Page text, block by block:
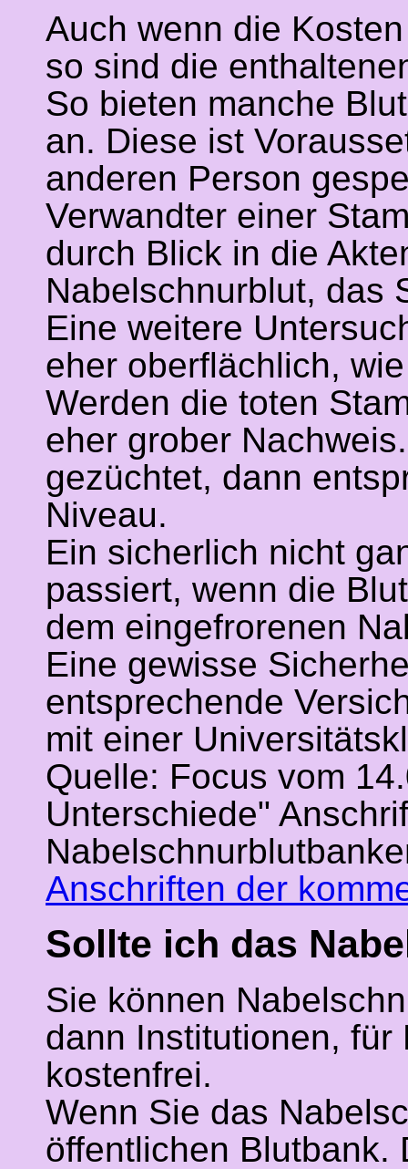
Auch wenn die
so sind die
So bieten manche
an. Diese ist
anderen Person
Verwandter einer
durch Blick in die
Nabelschnurblut, das
Eine weitere
eher oberflächlich,
Werden die toten
eher grober
gezüchtet, dann
Niveau.
Ein sicherlich nicht
passiert, wenn die
dem eingefrorenen
Eine gewisse
entsprechende
mit einer
Quelle: Focus vom
Unterschiede"
Anschriften der
Sollte ich das
Sie können
dann Institutionen,
kostenfrei.
Wenn Sie das
öffentlichen Blutbank.